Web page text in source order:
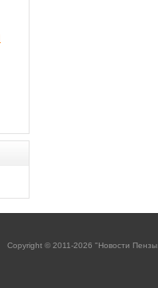
Copyright © 2011-2026 "Новости